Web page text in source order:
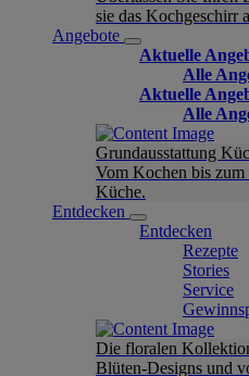
sie das Kochgeschirr
Angebote
Aktuelle
Alle
Aktuelle
Alle
Grundausstattung
Vom Kochen bis zum
Küche.
Entdecken
Entdecken
Rezepte
Stories
Service
Die floralen
Blüten-Designs und